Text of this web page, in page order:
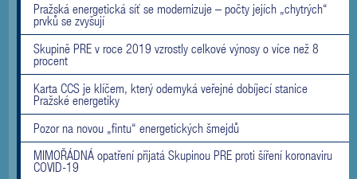
Pražská energetická síť se modernizuje – počty jejích „chytrých“
prvků se zvyšují
Skupině PRE v roce 2019 vzrostly celkové výnosy o více než 8
procent
Karta CCS je klíčem, který odemyká veřejné dobíjecí stanice
Pražské energetiky
Pozor na novou „fintu“ energetických šmejdů
MIMOŘÁDNÁ opatření přijatá Skupinou PRE proti šíření koronaviru
COVID-19